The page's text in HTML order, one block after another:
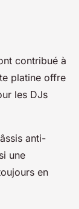
contribué à
platine offre
les DJs
anti-
une
en